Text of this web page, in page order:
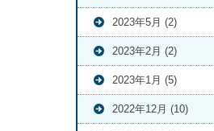
2023年5月 (2)
2023年2月 (2)
2023年1月 (5)
2022年12月 (10)